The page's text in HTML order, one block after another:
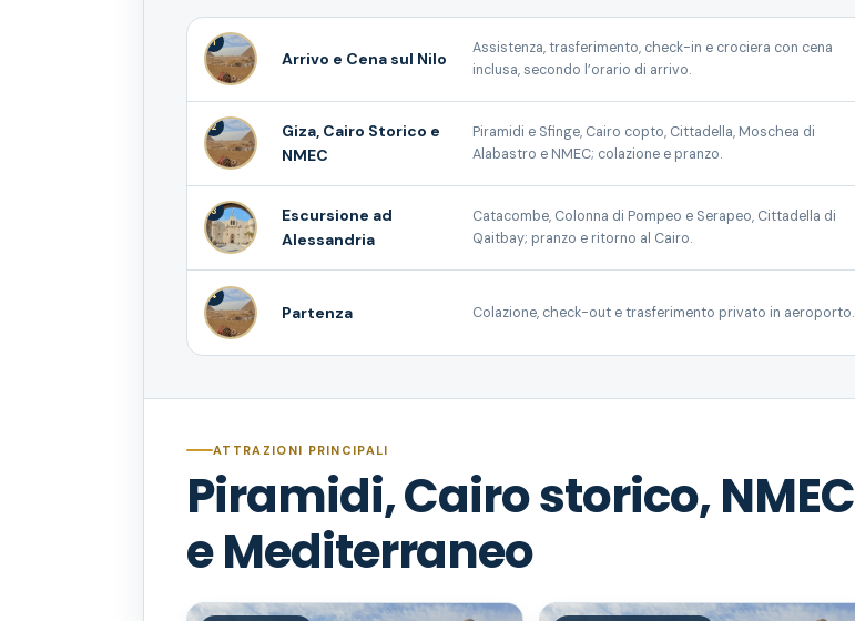
1
Arrivo e Cena sul Nilo
Assistenza, trasferimento, check-in e crociera con cena
inclusa, secondo l’orario di arrivo.
2
Giza, Cairo Storico e
NMEC
Piramidi e Sfinge, Cairo copto, Cittadella, Moschea di
Alabastro e NMEC; colazione e pranzo.
3
Escursione ad
Alessandria
Catacombe, Colonna di Pompeo e Serapeo, Cittadella di
Qaitbay; pranzo e ritorno al Cairo.
4
Partenza Colazione, check-out e trasferimento privato in aeroporto.
ATTRAZIONI PRINCIPALI
Piramidi, Cairo storico, NMEC
e Mediterraneo